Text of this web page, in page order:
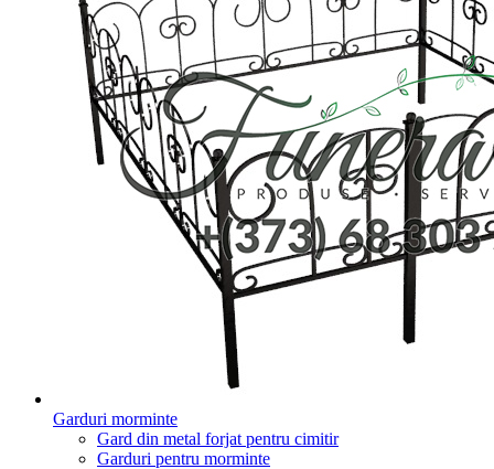
Garduri morminte
Gard din metal forjat pentru cimitir
Garduri pentru morminte